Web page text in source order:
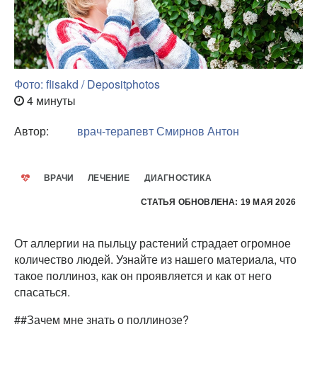
Фото: flisakd / Depositphotos
4 минуты
Автор:
врач-терапевтСмирнов Антон
ВРАЧИ ЛЕЧЕНИЕ ДИАГНОСТИКА
СТАТЬЯ ОБНОВЛЕНА: 19 МАЯ 2026
От аллергии на пыльцу растений страдает огромное
количество людей. Узнайте из нашего материала, что
такое поллиноз, как он проявляется и как от него
спасаться.
##Зачем мне знать о поллинозе?